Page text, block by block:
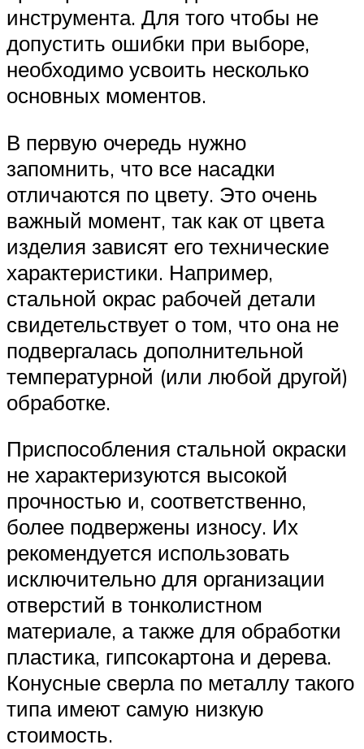
инструмента. Для того чтобы не
допустить ошибки при выборе,
необходимо усвоить несколько
основных моментов.
В первую очередь нужно
запомнить, что все насадки
отличаются по цвету. Это очень
важный момент, так как от цвета
изделия зависят его технические
характеристики. Например,
стальной окрас рабочей детали
свидетельствует о том, что она не
подвергалась дополнительной
температурной (или любой другой)
обработке.
Приспособления стальной окраски
не характеризуются высокой
прочностью и, соответственно,
более подвержены износу. Их
рекомендуется использовать
исключительно для организации
отверстий в тонколистном
материале, а также для обработки
пластика, гипсокартона и дерева.
Конусные сверла по металлу такого
типа имеют самую низкую
стоимость.